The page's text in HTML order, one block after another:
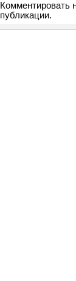
Комментировать
публикации.